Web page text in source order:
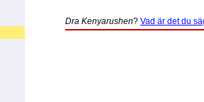
Dra Kenyarushen? Vad är det du